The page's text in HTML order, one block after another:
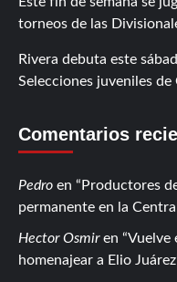
torneos de las
Rivera debuta este
Selecciones juveniles de
Comentarios
Pedro en
Productores
permanente en la
Hector Osmiren
Vuelve
homenajear a Elio Juárez